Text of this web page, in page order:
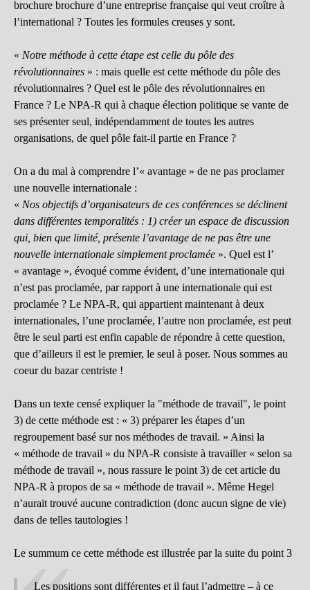
brochure brochure d’une entreprise française qui veut croître à
l’international ? Toutes les formules creuses y sont.
« Notre méthode à cette étape est celle du pôle des
révolutionnaires » : mais quelle est cette méthode du pôle des
révolutionnaires ? Quel est le pôle des révolutionnaires en
France ? Le NPA-R qui à chaque élection politique se vante de
ses présenter seul, indépendamment de toutes les autres
organisations, de quel pôle fait-il partie en France ?
On a du mal à comprendre l’« avantage » de ne pas proclamer
une nouvelle internationale :
« Nos objectifs d’organisateurs de ces conférences se déclinent
dans différentes temporalités : 1) créer un espace de discussion
qui, bien que limité, présente l’avantage de ne pas être une
nouvelle internationale simplement proclamée ». Quel est l’
« avantage », évoqué comme évident, d’une internationale qui
n’est pas proclamée, par rapport à une internationale qui est
proclamée ? Le NPA-R, qui appartient maintenant à deux
internationales, l’une proclamée, l’autre non proclamée, est peut
être le seul parti est enfin capable de répondre à cette question,
que d’ailleurs il est le premier, le seul à poser. Nous sommes au
coeur du bazar centriste !
Dans un texte censé expliquer la "méthode de travail", le point
3) de cette méthode est : « 3) préparer les étapes d’un
regroupement basé sur nos méthodes de travail. » Ainsi la
« méthode de travail » du NPA-R consiste à travailler « selon sa
méthode de travail », nous rassure le point 3) de cet article du
NPA-R à propos de sa « méthode de travail ». Même Hegel
n’aurait trouvé aucune contradiction (donc aucun signe de vie)
dans de telles tautologies !
Le summum ce cette méthode est illustrée par la suite du point 3
Les positions sont différentes et il faut l’admettre – à ce